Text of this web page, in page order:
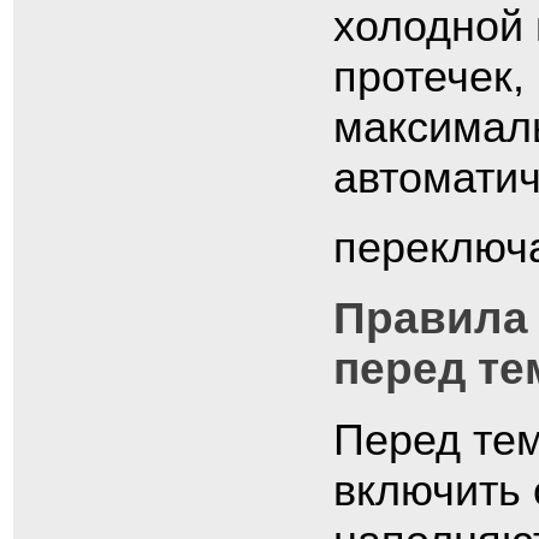
холодной
Правила
перед
Перед
включить